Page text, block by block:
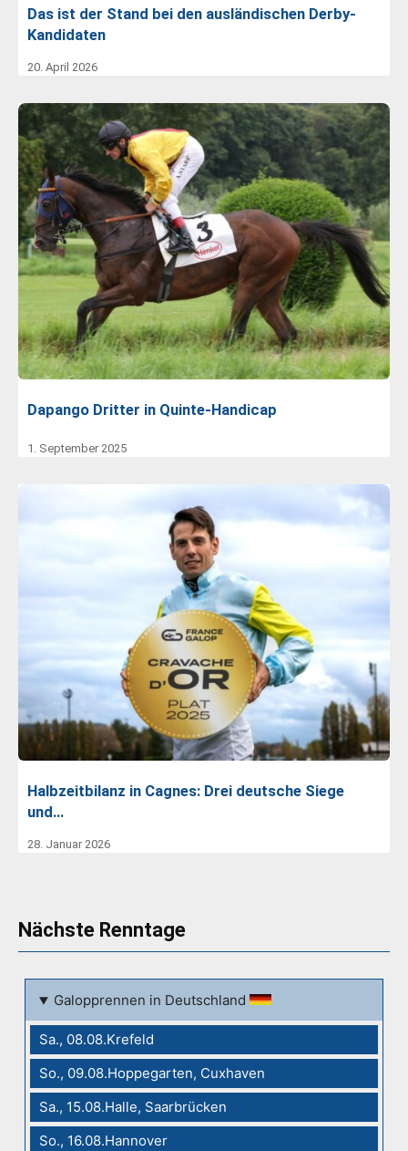
Das ist der Stand bei den ausländischen Derby-
Kandidaten
20. April 2026
Dapango Dritter in Quinte-Handicap
1. September 2025
Halbzeitbilanz in Cagnes: Drei deutsche Siege
und…
28. Januar 2026
Nächste Renntage
Galopprennen in Deutschland
Sa., 08.08.Krefeld
So., 09.08.Hoppegarten, Cuxhaven
Sa., 15.08.Halle, Saarbrücken
So., 16.08.Hannover